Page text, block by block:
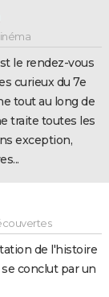
le rendez-vous
curieux du 7e
tout au long de
traite toutes les
exception,
de l'histoire
conclut par un